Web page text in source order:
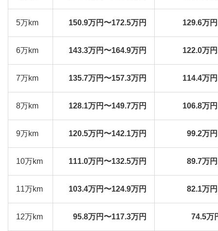
5万km 150.9万円〜172.5万円 129.6万
6万km 143.3万円〜164.9万円 122.0万
7万km 135.7万円〜157.3万円 114.4万
8万km 128.1万円〜149.7万円 106.8万
9万km 120.5万円〜142.1万円 99.2万
10万km 111.0万円〜132.5万円 89.7万
11万km 103.4万円〜124.9万円 82.1万
12万km 95.8万円〜117.3万円 74.5万